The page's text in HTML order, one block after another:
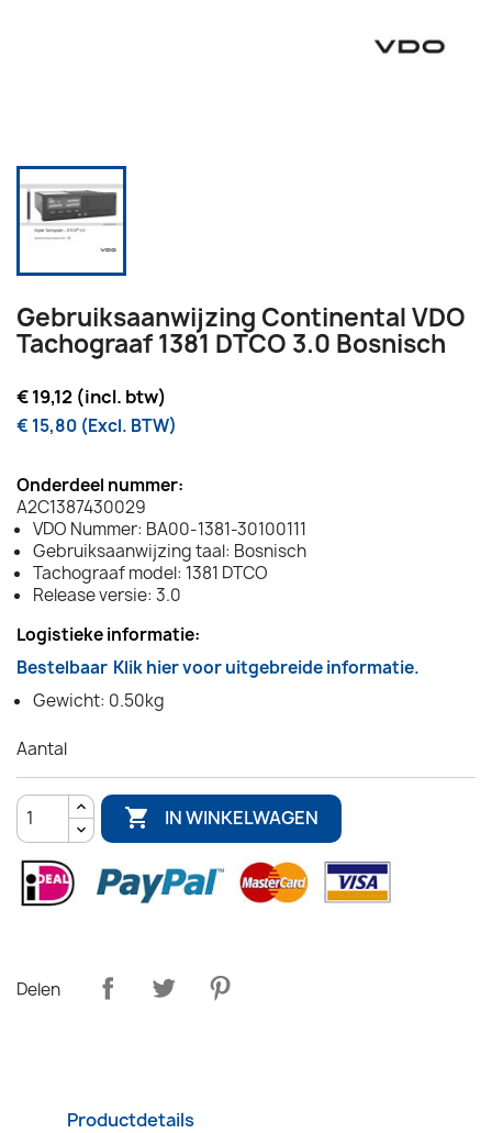
Gebruiksaanwijzing Continental VDO
Tachograaf 1381 DTCO 3.0 Bosnisch
€ 19,12 (incl. btw)
€ 15,80 (Excl. BTW)
Onderdeel nummer:
A2C1387430029
VDO Nummer: BA00-1381-30100111
Gebruiksaanwijzing taal: Bosnisch
Tachograaf model: 1381 DTCO
Release versie: 3.0
Logistieke informatie:
Bestelbaar Klik hier voor uitgebreide informatie.
Gewicht: 0.50kg
Aantal
 IN WINKELWAGEN
Delen
Productdetails